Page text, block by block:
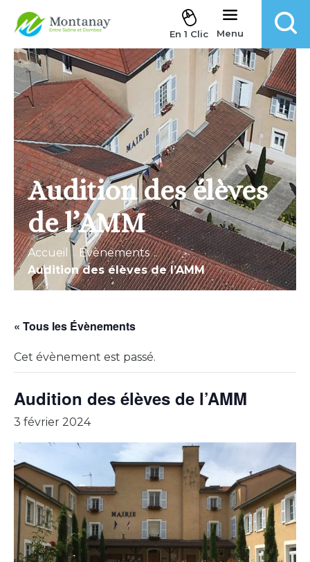
Aller au contenu
En 1 Clic Menu
Audition des élèves
de l’AMM
Accueil . Évènements .
Audition des élèves de l’AMM
« Tous les Évènements
Cet évènement est passé.
Audition des élèves de l’AMM
3 février 2024